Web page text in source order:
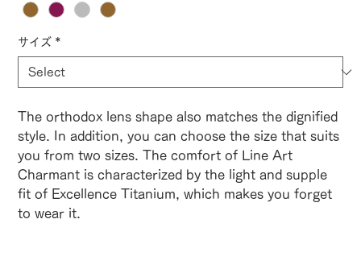
サイズ *
The orthodox lens shape also matches the dignified
style. In addition, you can choose the size that suits
you from two sizes. The comfort of Line Art
Charmant is characterized by the light and supple
fit of Excellence Titanium, which makes you forget
to wear it.